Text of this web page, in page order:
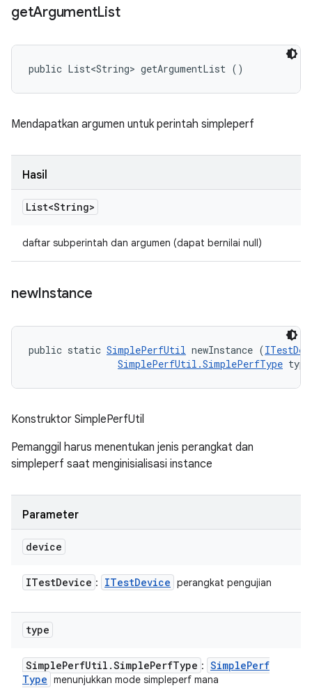
getArgumentList
public List<String> getArgumentList ()
Mendapatkan argumen untuk perintah simpleperf
Hasil
List<String>
daftar subperintah dan argumen (dapat bernilai null)
newInstance
public static SimplePerfUtil newInstance (
SimplePerfUtil.SimplePerfType
Konstruktor SimplePerfUtil
Pemanggil harus menentukan jenis perangkat dan
simpleperf saat menginisialisasi instance
Parameter
device
ITestDevice : ITestDevice perangkat pengujian
type
SimplePerfUtil .SimplePerfType : SimplePerf
Type menunjukkan mode simpleperf mana